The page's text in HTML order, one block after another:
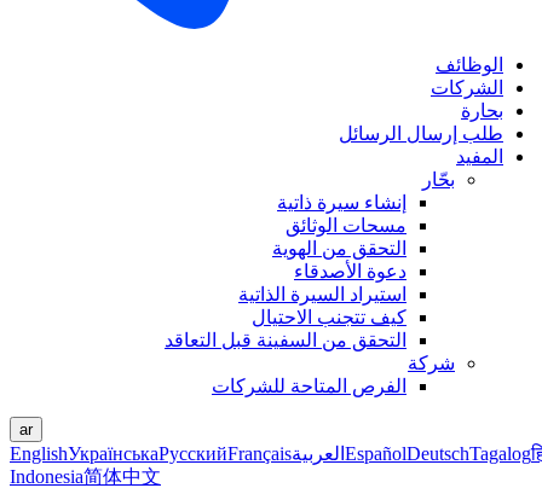
الوظائف
الشركات
بحارة
طلب إرسال الرسائل
المفيد
بحّار
إنشاء سيرة ذاتية
مسحات الوثائق
التحقق من الهوية
دعوة الأصدقاء
استيراد السيرة الذاتية
كيف تتجنب الاحتيال
التحقق من السفينة قبل التعاقد
شركة
الفرص المتاحة للشركات
ar
EnglishУкраїнськаРусскийFrançaisالعربية EspañolDeutschTagalog
Indonesia简体中文